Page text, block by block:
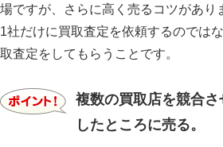
場ですが、さらに高く売るコツがあり
1社だけに買取査定を依頼するのでは
取査定をしてもらうことです。
複数の買取店を競合
したところに売る。